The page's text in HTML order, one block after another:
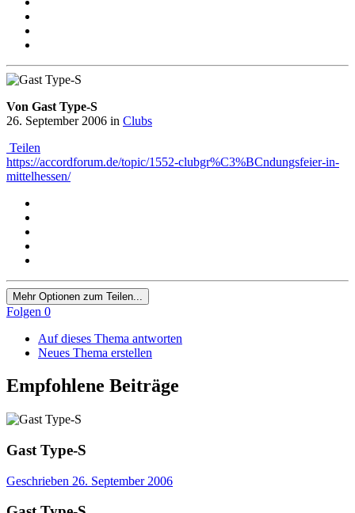
Von Gast Type-S
26. September 2006 in Clubs
Teilen
https://accordforum.de/topic/1552-clubgr%C3%BCndungsfeier-in-
mittelhessen/
Mehr Optionen zum Teilen...
Folgen 0
Auf dieses Thema antworten
Neues Thema erstellen
Empfohlene Beiträge
Gast Type-S
Geschrieben 26. September 2006